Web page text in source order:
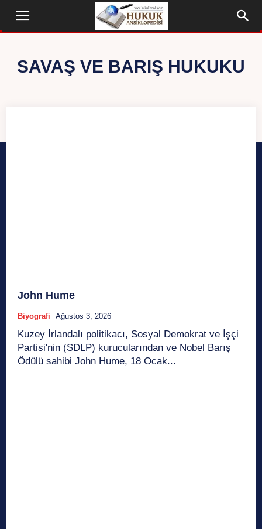
SAVAŞ VE BARIŞ HUKUKU
John Hume
Biyografi Ağustos 3, 2026
Kuzey İrlandalı politikacı, Sosyal Demokrat ve İşçi
Partisi'nin (SDLP) kurucularından ve Nobel Barış
Ödülü sahibi John Hume, 18 Ocak...